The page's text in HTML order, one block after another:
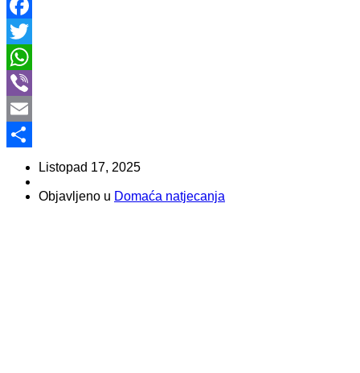
Facebook
Twitter
WhatsApp
Viber
Email
Share
Listopad 17, 2025
Objavljeno u Domaća natjecanja